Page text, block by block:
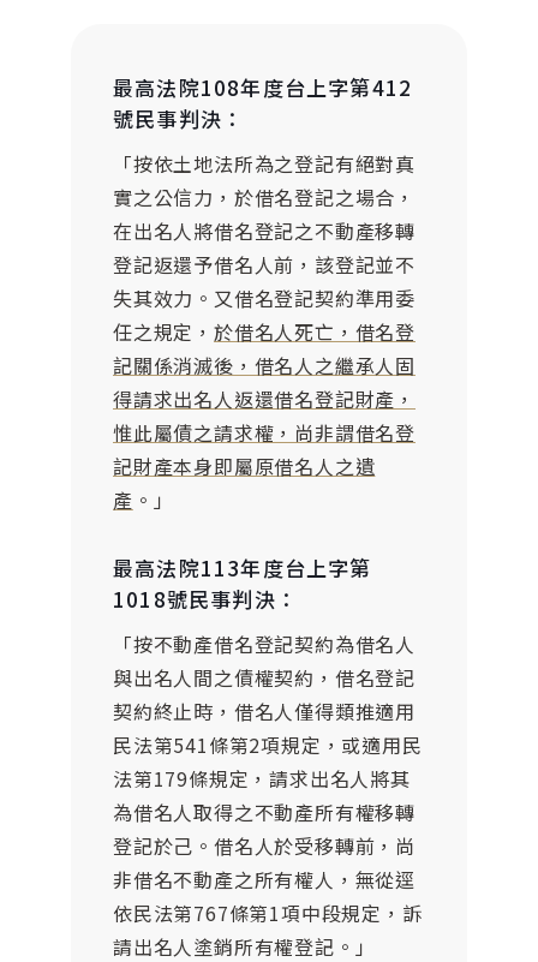
最高法院108年度台上字第412
號民事判決：
「按依土地法所為之登記有絕對真
實之公信力，於借名登記之場合，
在出名人將借名登記之不動產移轉
登記返還予借名人前，該登記並不
失其效力。又借名登記契約準用委
任之規定， 於借名人死亡，借名登
記關係消滅後，借名人之繼承人固
得請求出名人返還借名登記財產，
惟此屬債之請求權，尚非謂借名登
記財產本身即屬原借名人之遺
產 。」
最高法院113年度台上字第
1018號民事判決：
「按不動產借名登記契約為借名人
與出名人間之債權契約，借名登記
契約終止時，借名人僅得類推適用
民法第541條第2項規定，或適用民
法第179條規定，請求出名人將其
為借名人取得之不動產所有權移轉
登記於己。借名人於受移轉前，尚
非借名不動產之所有權人，無從逕
依民法第767條第1項中段規定，訴
請出名人塗銷所有權登記。」